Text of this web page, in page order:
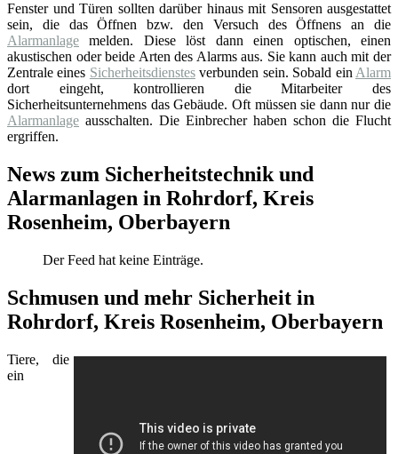
Fenster und Türen sollten darüber hinaus mit Sensoren ausgestattet
sein, die das Öffnen bzw. den Versuch des Öffnens an die
Alarmanlage melden. Diese löst dann einen optischen, einen
akustischen oder beide Arten des Alarms aus. Sie kann auch mit der
Zentrale eines Sicherheitsdienstesverbunden sein. Sobald ein Alarm
dort eingeht, kontrollieren die Mitarbeiter des
Sicherheitsunternehmens das Gebäude. Oft müssen sie dann nur die
Alarmanlage ausschalten. Die Einbrecher haben schon die Flucht
ergriffen.
News zum Sicherheitstechnik und
Alarmanlagen in Rohrdorf, Kreis
Rosenheim, Oberbayern
Der Feed hat keine Einträge.
Schmusen und mehr Sicherheit in
Rohrdorf, Kreis Rosenheim, Oberbayern
Tiere, die
ein